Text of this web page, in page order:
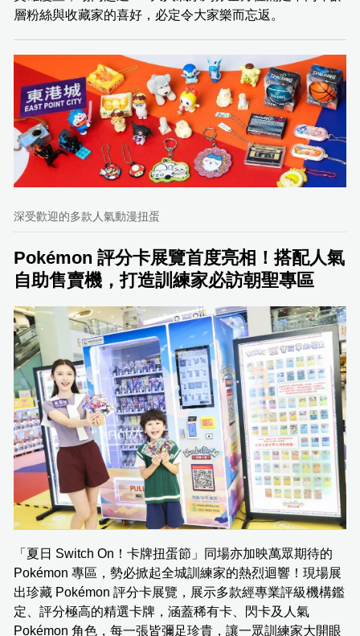
層粉絲與收藏家的喜好，必定令大家樂而忘返。
深受歡迎的多款人氣動漫扭蛋
Pokémon 評分卡展覽首度亮相！搭配人氣
自助售賣機，打造訓練家必訪朝聖專區
「夏日 Switch On！卡牌扭蛋節」同場亦加映萬眾期待的
Pokémon 專區，勢必掀起全城訓練家的熱烈迴響！現場展
出珍藏 Pokémon 評分卡展覽，展示多款經專業評級機構鑑
定、評分極高的精選卡牌，涵蓋稀有卡、閃卡及人氣
Pokémon 角色，每一張皆彌足珍貴，讓一眾訓練家大開眼